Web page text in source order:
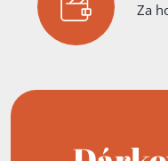
Za